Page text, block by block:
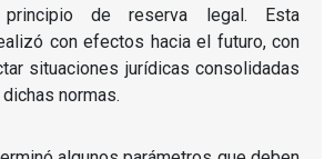
de reserva legal. Esta
con efectos hacia el futuro, con
situaciones jurídicas consolidadas
normas.